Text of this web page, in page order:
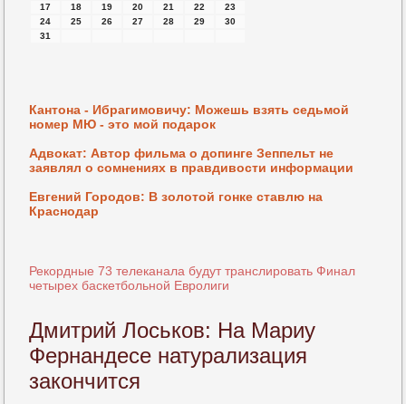
17
18 19 20 21 22
23
24
25 26 27 28 29
30
31
Кантона - Ибрагимовичу: Можешь взять седьмой
номер МЮ - это мой подарок
Адвокат: Автор фильма о допинге Зеппельт не
заявлял о сомнениях в правдивости информации
Евгений Городов: В золотой гонке ставлю на
Краснодар
Рекордные 73 телеканала будут транслировать Финал
четырех баскетбольной Евролиги
Дмитрий Лоськов: На Мариу
Фернандесе натурализация
закончится